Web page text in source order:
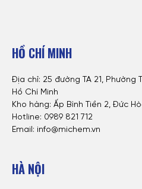
HỒ CHÍ MINH
Địa chỉ: 25 đường TA 21, Phường
Hồ Chí Minh
Kho hàng: Ấp Bình Tiền 2, Đức
Hotline: 0989 821 712
Email: info@michem.vn
HÀ NỘI